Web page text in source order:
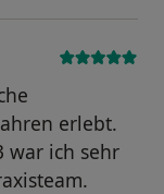
erlebt.
war ich sehr